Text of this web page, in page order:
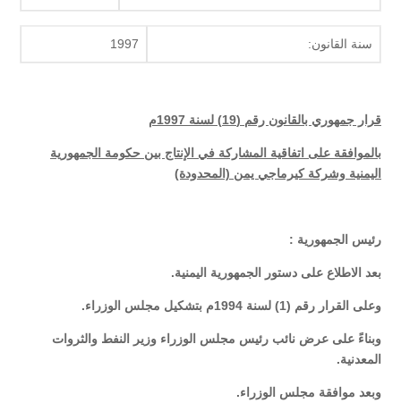
سنة القانون: 1997
قرار جمهوري بالقانون رقم (19) لسنة 1997م
بالموافقة على اتفاقية المشاركة في الإنتاج بين حكومة الجمهورية
اليمنية وشركة كيرماجي يمن (المحدودة)
رئيس الجمهورية :
بعد الاطلاع على دستور الجمهورية اليمنية.
وعلى القرار رقم (1) لسنة 1994م بتشكيل مجلس الوزراء .
وبناءً على عرض نائب رئيس مجلس الوزراء وزير النفط والثروات
المعدنية.
وبعد موافقة مجلس الوزراء.